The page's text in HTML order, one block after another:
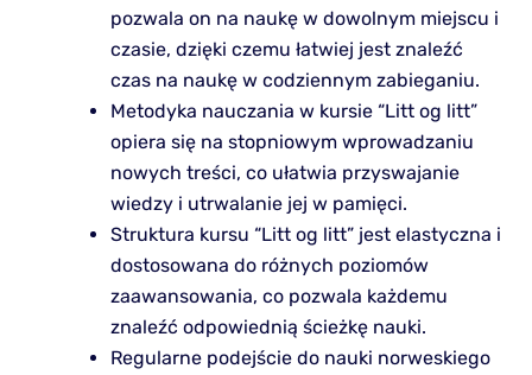
pozwala on na naukę w dowolnym miejscu i
czasie, dzięki czemu łatwiej jest znaleźć
czas na naukę w codziennym zabieganiu.
Metodyka nauczania w kursie “Litt og litt”
opiera się na stopniowym wprowadzaniu
nowych treści, co ułatwia przyswajanie
wiedzy i utrwalanie jej w pamięci.
Struktura kursu “Litt og litt” jest elastyczna i
dostosowana do różnych poziomów
zaawansowania, co pozwala każdemu
znaleźć odpowiednią ścieżkę nauki.
Regularne podejście do nauki norweskiego